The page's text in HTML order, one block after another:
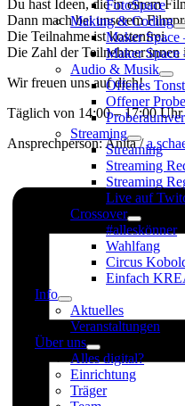
FotoSpace
Making & Coding
Maker Space
Maker Space
Audio & Musik
Offenes
Offener
Streaming
Streaming
Streaming
Streaming
Live auf
Crossover
#alleskönner
Wahlfang
Circus
Einfach
Info
Aktuelles
Veranstaltungen
Über uns
Alles digital?
Einrichtung
Träger
Du hast Ideen, die in einem
Dann mach bei unserem
Die Teilnahme ist kostenfrei.
Die Zahl der
Wir freuen uns auf dich!
Täglich von 14:00 – 17:00 Uhr
Ansprechperson: Anita /